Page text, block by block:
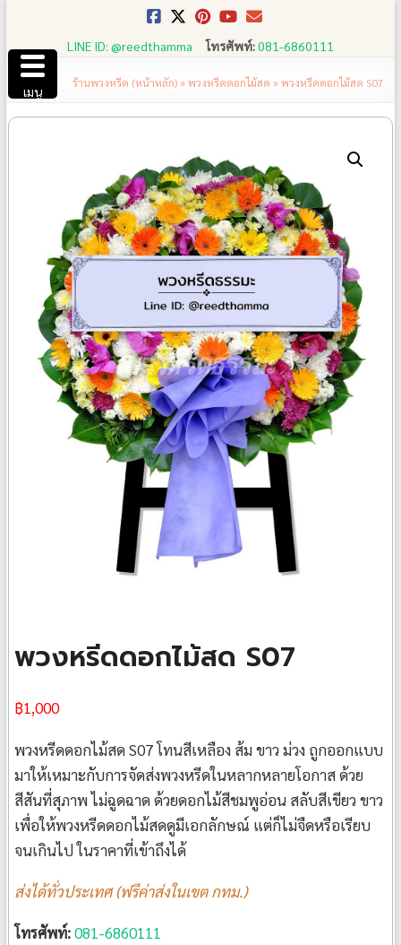
content
LINE ID: @reedthamma โทรศัพท์:081-6860111
ร้านพวงหรีด (หน้าหลัก)»พวงหรีดดอกไม้สด »พวงหรีดดอกไม้สด S07
พวงหรีดดอกไม้สด S07
฿1,000
พวงหรีดดอกไม้สด S07 โทนสีเหลือง ส้ม ขาว ม่วง ถูกออกแบบ
มาให้เหมาะกับการจัดส่งพวงหรีดในหลากหลายโอกาส ด้วย
สีสันที่สุภาพ ไม่ฉูดฉาด ด้วยดอกไม้สีชมพูอ่อน สลับสีเขียว ขาว
เพื่อให้พวงหรีดดอกไม้สดดูมีเอกลักษณ์ แต่ก็ไม่จืดหรือเรียบ
จนเกินไป ในราคาที่เข้าถึงได้
ส่งได้ทั่วประเทศ (ฟรีค่าส่งในเขต กทม.)
โทรศัพท์:081-6860111
เมนู